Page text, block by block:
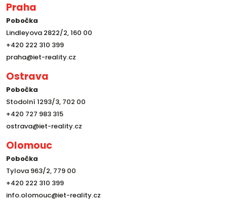
Praha
Pobočka
Lindleyova 2822/2, 160 00
+420 222 310 399
praha@iet-reality.cz
Ostrava
Pobočka
Stodolní 1293/3, 702 00
+420 727 983 315
ostrava@iet-reality.cz
Olomouc
Pobočka
Tylova 963/2, 779 00
+420 222 310 399
info.olomouc@iet-reality.cz